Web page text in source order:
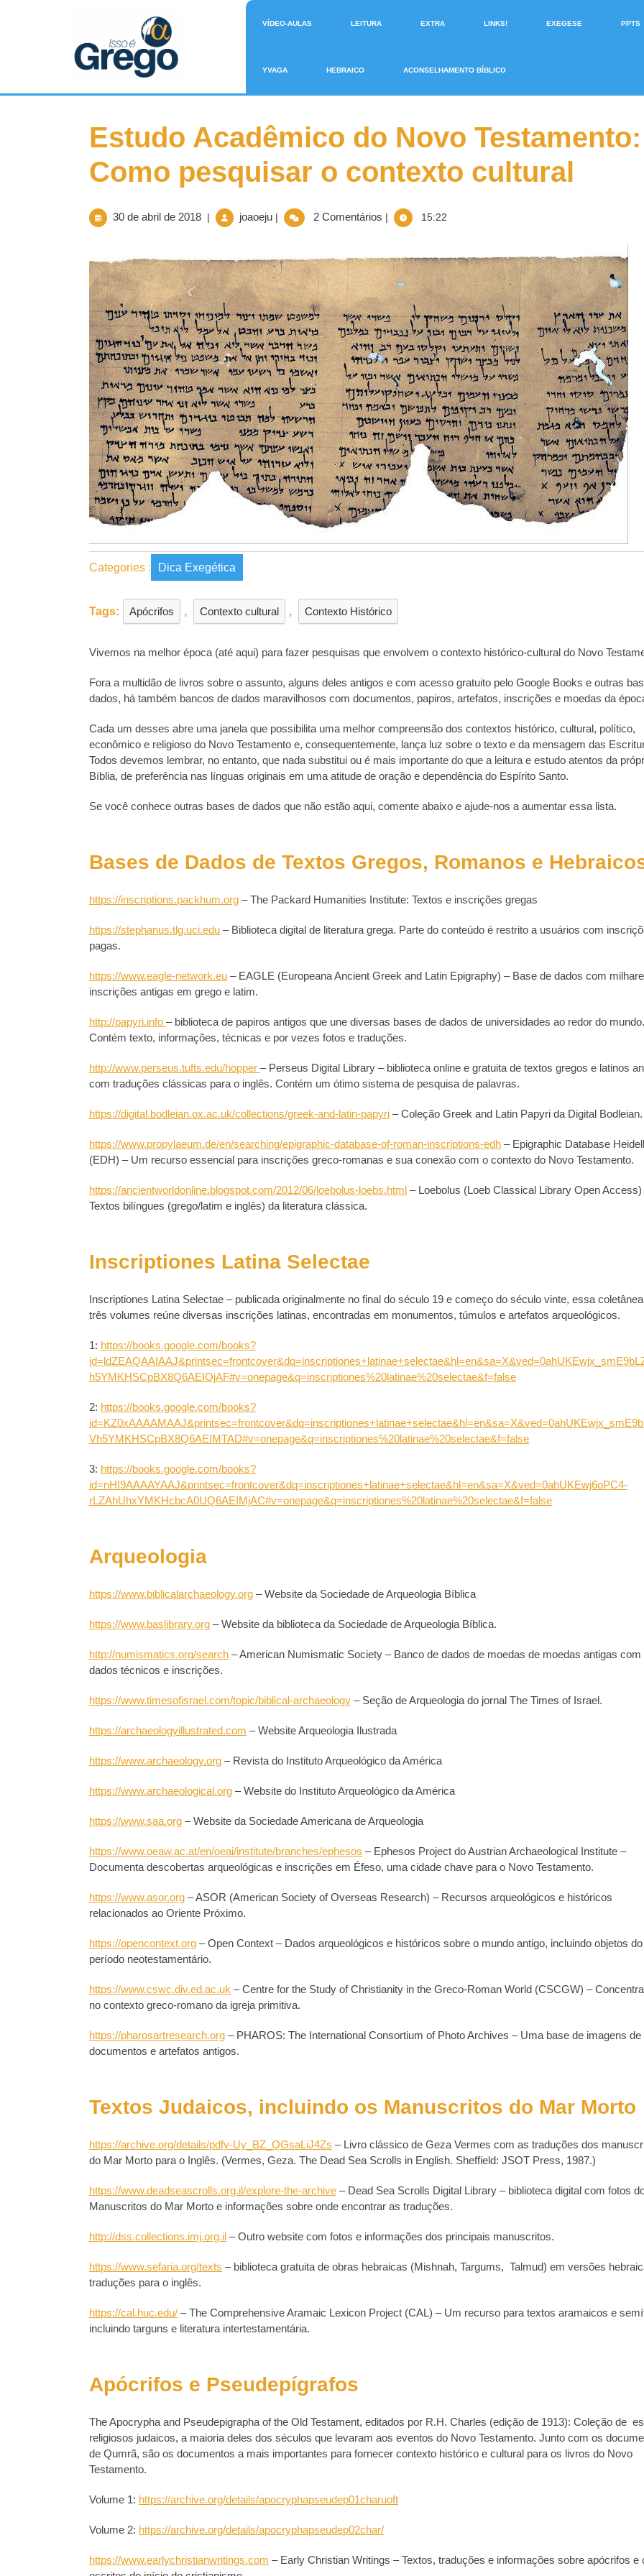
VÍDEO-AULAS LEITURA EXTRA LINKS! EXEGESE PPTS
YVAGA HEBRAICO ACONSELHAMENTO BÍBLICO
Estudo Acadêmico do Novo Testamento:
Como pesquisar o contexto cultural
30 de abril de 2018 | joaoeju | 2 Comentários | 15:22
Categories : Dica Exegética
Tags: Apócrifos , Contexto cultural , Contexto Histórico
Vivemos na melhor época (até aqui) para fazer pesquisas que envolvem o contexto histórico-cultural do Novo
Fora a multidão de livros sobre o assunto, alguns deles antigos e com acesso gratuito pelo Google Books e outras
dados, há também bancos de dados maravilhosos com documentos, papiros, artefatos, inscrições e moedas da
Cada um desses abre uma janela que possibilita uma melhor compreensão dos contextos histórico, cultural, político,
econômico e religioso do Novo Testamento e, consequentemente, lança luz sobre o texto e da mensagem das
Todos devemos lembrar, no entanto, que nada substitui ou é mais importante do que a leitura e estudo atentos da
Bíblia, de preferência nas línguas originais em uma atitude de oração e dependência do Espírito Santo.
Se você conhece outras bases de dados que não estão aqui, comente abaixo e ajude-nos a aumentar essa lista.
Bases de Dados de Textos Gregos, Romanos e
https://inscriptions.packhum.org – The Packard Humanities Institute: Textos e inscrições gregas
https://stephanus.tlg.uci.edu – Biblioteca digital de literatura grega. Parte do conteúdo é restrito a usuários com
pagas.
https://www.eagle-network.eu – EAGLE (Europeana Ancient Greek and Latin Epigraphy) – Base de dados com
inscrições antigas em grego e latim.
http://papyri.info – biblioteca de papiros antigos que une diversas bases de dados de universidades ao redor do mundo.
Contém texto, informações, técnicas e por vezes fotos e traduções.
http://www.perseus.tufts.edu/hopper – Perseus Digital Library – biblioteca online e gratuita de textos gregos e latinos
com traduções clássicas para o inglês. Contém um ótimo sistema de pesquisa de palavras.
https://digital.bodleian.ox.ac.uk/collections/greek-and-latin-papyri – Coleção Greek and Latin Papyri da Digital Bodleian.
https://www.propylaeum.de/en/searching/epigraphic-database-of-roman-inscriptions-edh – Epigraphic Database
(EDH) – Um recurso essencial para inscrições greco-romanas e sua conexão com o contexto do Novo Testamento.
https://ancientworldonline.blogspot.com/2012/06/loebolus-loebs.html – Loebolus (Loeb Classical Library Open Access)
Textos bilíngues (grego/latim e inglês) da literatura clássica.
Inscriptiones Latina Selectae
Inscriptiones Latina Selectae – publicada originalmente no final do século 19 e começo do século vinte, essa
três volumes reúne diversas inscrições latinas, encontradas em monumentos, túmulos e artefatos arqueológicos.
1: https://books.google.com/books?
h5YMKHSCpBX8Q6AEIOjAF#v=onepage&q=inscriptiones%20latinae%20selectae&f=false
2: https://books.google.com/books?
Vh5YMKHSCpBX8Q6AEIMTAD#v=onepage&q=inscriptiones%20latinae%20selectae&f=false
3: https://books.google.com/books?
id=nHI9AAAAYAAJ&printsec=frontcover&dq=inscriptiones+latinae+selectae&hl=en&sa=X&ved=0ahUKEwj6oPC4-
rLZAhUhxYMKHcbcA0UQ6AEIMjAC#v=onepage&q=inscriptiones%20latinae%20selectae&f=false
Arqueologia
https://www.biblicalarchaeology.org – Website da Sociedade de Arqueologia Bíblica
https://www.baslibrary.org – Website da biblioteca da Sociedade de Arqueologia Bíblica.
http://numismatics.org/search – American Numismatic Society – Banco de dados de moedas de moedas antigas com
dados técnicos e inscrições.
https://www.timesofisrael.com/topic/biblical-archaeology – Seção de Arqueologia do jornal The Times of Israel.
https://archaeologyillustrated.com – Website Arqueologia Ilustrada
https://www.archaeology.org – Revista do Instituto Arqueológico da América
https://www.archaeological.org – Website do Instituto Arqueológico da América
https://www.saa.org – Website da Sociedade Americana de Arqueologia
https://www.oeaw.ac.at/en/oeai/institute/branches/ephesos – Ephesos Project do Austrian Archaeological Institute –
Documenta descobertas arqueológicas e inscrições em Éfeso, uma cidade chave para o Novo Testamento.
https://www.asor.org – ASOR (American Society of Overseas Research) – Recursos arqueológicos e históricos
relacionados ao Oriente Próximo.
https://opencontext.org – Open Context – Dados arqueológicos e históricos sobre o mundo antigo, incluindo objetos do
período neotestamentário.
https://www.cswc.div.ed.ac.uk – Centre for the Study of Christianity in the Greco-Roman World (CSCGW) –
no contexto greco-romano da igreja primitiva.
https://pharosartresearch.org – PHAROS: The International Consortium of Photo Archives – Uma base de imagens de
documentos e artefatos antigos.
Textos Judaicos, incluindo os Manuscritos do Mar Morto
https://archive.org/details/pdfy-Uy_BZ_QGsaLiJ4Zs – Livro clássico de Geza Vermes com as traduções dos
do Mar Morto para o Inglês. (Vermes, Geza. The Dead Sea Scrolls in English. Sheffield: JSOT Press, 1987.)
https://www.deadseascrolls.org.il/explore-the-archive – Dead Sea Scrolls Digital Library – biblioteca digital com fotos
Manuscritos do Mar Morto e informações sobre onde encontrar as traduções.
http://dss.collections.imj.org.il – Outro website com fotos e informações dos principais manuscritos.
https://www.sefaria.org/texts – biblioteca gratuita de obras hebraicas (Mishnah, Targums, Talmud) em versões
traduções para o inglês.
https://cal.huc.edu/ – The Comprehensive Aramaic Lexicon Project (CAL) – Um recurso para textos aramaicos e
incluindo targuns e literatura intertestamentária.
Apócrifos e Pseudepígrafos
The Apocrypha and Pseudepigrapha of the Old Testament, editados por R.H. Charles (edição de 1913): Coleção de
religiosos judaicos, a maioria deles dos séculos que levaram aos eventos do Novo Testamento. Junto com os
de Qumrã, são os documentos a mais importantes para fornecer contexto histórico e cultural para os livros do Novo
Testamento.
Volume 1: https://archive.org/details/apocryphapseudep01charuoft
Volume 2: https://archive.org/details/apocryphapseudep02char/
https://www.earlychristianwritings.com – Early Christian Writings – Textos, traduções e informações sobre apócrifos e